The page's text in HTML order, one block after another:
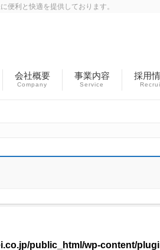
便利と快適を提供しております。
会社概要
Company
事業内容
Service
採用
public_html/wp-content/